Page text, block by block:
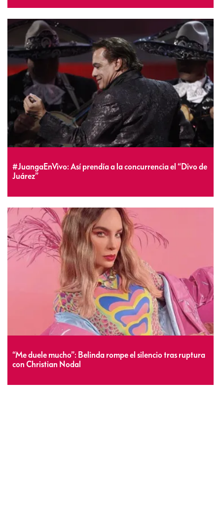
#JuangaEnVivo: Así prendía a la concurrencia el “Divo de
Juárez”
“Me duele mucho”: Belinda rompe el silencio tras ruptura
con Christian Nodal